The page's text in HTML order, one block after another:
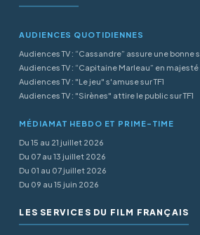
AUDIENCES QUOTIDIENNES
Audiences TV : “Cassandre” assure une bonne
Audiences TV : “Capitaine Marleau” en majesté
Audiences TV : "Le jeu" s'amuse sur TF1
Audiences TV : "Sirènes" attire le public sur TF1
MÉDIAMAT HEBDO ET PRIME-TIME
Du 15 au 21 juillet 2026
Du 07 au 13 juillet 2026
Du 01 au 07 juillet 2026
Du 09 au 15 juin 2026
LES SERVICES DU FILM FRANÇAIS